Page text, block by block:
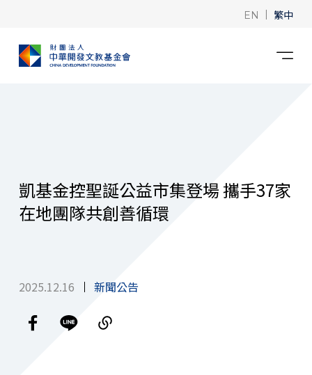
EN | 繁中
凱基金控聖誕公益市集登場 攜手37家
在地團隊共創善循環
2025.12.16 新聞公告